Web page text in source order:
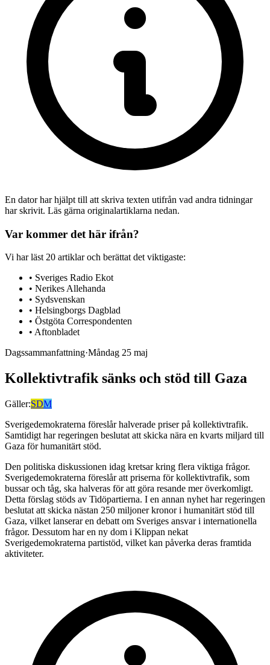
En dator har hjälpt till att skriva texten utifrån vad andra tidningar
har skrivit. Läs gärna originalartiklarna nedan.
Var kommer det här ifrån?
Vi har läst 20 artiklaroch berättat det viktigaste:
• Sveriges Radio Ekot
• Nerikes Allehanda
• Sydsvenskan
• Helsingborgs Dagblad
• Östgöta Correspondenten
• Aftonbladet
Dagssammanfattning·Måndag 25 maj
Kollektivtrafik sänks och stöd till Gaza
Gäller:SDM
Sverigedemokraterna föreslår halverade priser på kollektivtrafik.
Samtidigt har regeringen beslutat att skicka nära en kvarts miljard till
Gaza för humanitärt stöd.
Den politiska diskussionen idag kretsar kring flera viktiga frågor.
Sverigedemokraterna föreslår att priserna för kollektivtrafik, som
bussar och tåg, ska halveras för att göra resande mer överkomligt.
Detta förslag stöds av Tidöpartierna. I en annan nyhet har regeringen
beslutat att skicka nästan 250 miljoner kronor i humanitärt stöd till
Gaza, vilket lanserar en debatt om Sveriges ansvar i internationella
frågor. Dessutom har en ny dom i Klippan nekat
Sverigedemokraterna partistöd, vilket kan påverka deras framtida
aktiviteter.